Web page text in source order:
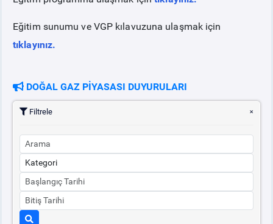
Eğitim sunumu ve VGP kılavuzuna ulaşmak için
tıklayınız.
DOĞAL GAZ PİYASASI DUYURULARI
Filtrele